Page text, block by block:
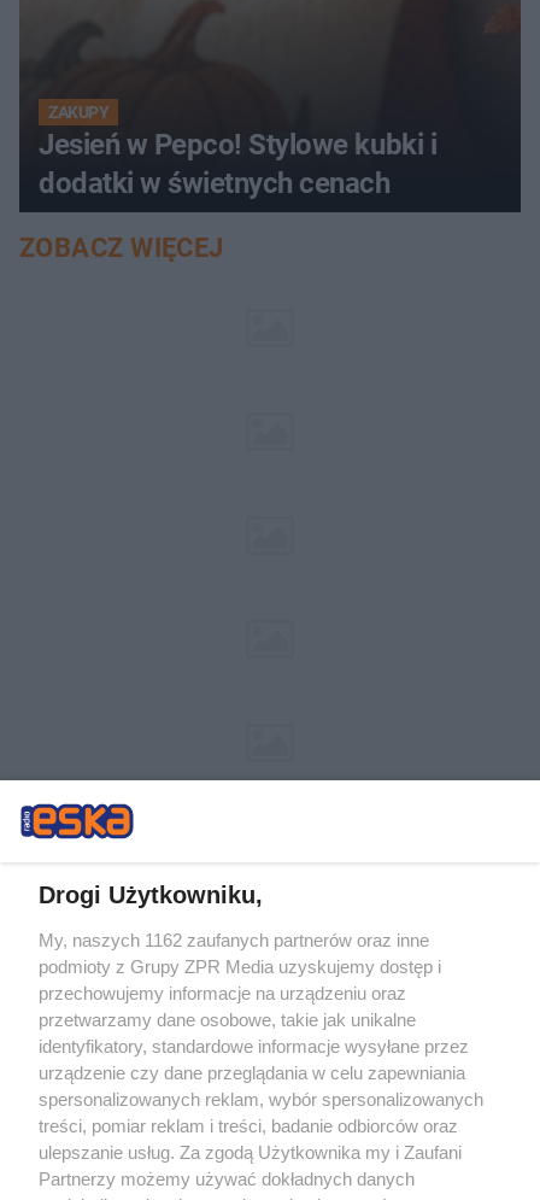
ZAKUPY
Jesień w Pepco! Stylowe kubki i
dodatki w świetnych cenach
ZOBACZ WIĘCEJ
Żaden utwór zamieszczony w serwisie nie może być powielany i
rozpowszechniany lub dalej rozpowszechniany w jakikolwiek sposób (w
tym także elektroniczny lub mechaniczny) na jakimkolwiek polu
eksploatacji w jakiejkolwiek formie, włącznie z umieszczaniem w Internecie
bez pisemnej zgody właściciela praw. Jakiekolwiek użycie lub
wykorzystanie utworów w całości lub w części z naruszeniem prawa, tzn.
bez właściwej zgody, jest zabronione pod groźbą kary i może być ścigane
prawnie.
Drogi Użytkowniku,
My, naszych 1162 zaufanych partnerów oraz inne
podmioty z Grupy ZPR Media uzyskujemy dostęp i
przechowujemy informacje na urządzeniu oraz
przetwarzamy dane osobowe, takie jak unikalne
identyfikatory, standardowe informacje wysyłane przez
urządzenie czy dane przeglądania w celu zapewniania
spersonalizowanych reklam, wybór spersonalizowanych
treści, pomiar reklam i treści, badanie odbiorców oraz
ulepszanie usług. Za zgodą Użytkownika my i Zaufani
Partnerzy możemy używać dokładnych danych